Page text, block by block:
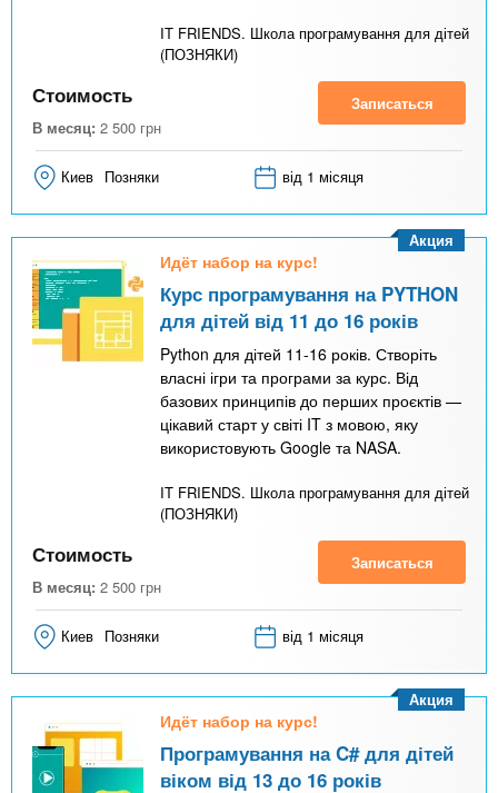
IT FRIENDS. Школа програмування для дітей
(ПОЗНЯКИ)
Стоимость
В месяц: 2 500 грн
Записаться
Киев Позняки від 1 місяця
Идёт набор на курс!
Курс програмування на PYTHON
для дітей від 11 до 16 років
Python для дітей 11-16 років. Створіть
власні ігри та програми за курс. Від
базових принципів до перших проєктів —
цікавий старт у світі IT з мовою, яку
використовують Google та NASA.
IT FRIENDS. Школа програмування для дітей
(ПОЗНЯКИ)
Акция
Стоимость
В месяц: 2 500 грн
Записаться
Киев Позняки від 1 місяця
Идёт набор на курс!
Програмування на C# для дітей
віком від 13 до 16 років
Акция